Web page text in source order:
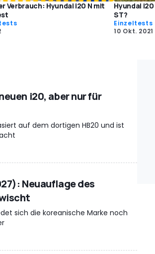
Verbrauch: Hyundai i20 N mit
Hyundai
ST?
Einzeltests
10 Okt. 2021
i20, aber nur für
auf dem dortigen HB20 und ist
Neuauflage des
sich die koreanische Marke noch